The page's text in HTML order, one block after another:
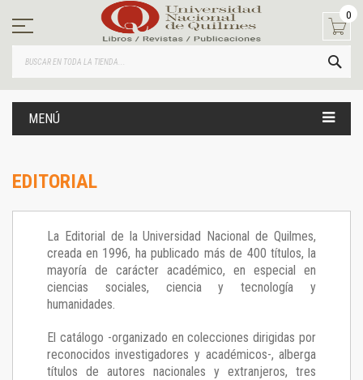
contenido
0
MENÚ
EDITORIAL
La Editorial de la Universidad Nacional de Quilmes,
creada en 1996, ha publicado más de 400 títulos, la
mayoría de carácter académico, en especial en
ciencias sociales, ciencia y tecnología y
humanidades.
El catálogo -organizado en colecciones dirigidas por
reconocidos investigadores y académicos-, alberga
títulos de autores nacionales y extranjeros, tres